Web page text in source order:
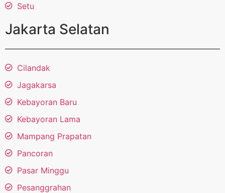
Setu
Jakarta Selatan
Cilandak
Jagakarsa
Kebayoran Baru
Kebayoran Lama
Mampang Prapatan
Pancoran
Pasar Minggu
Pesanggrahan